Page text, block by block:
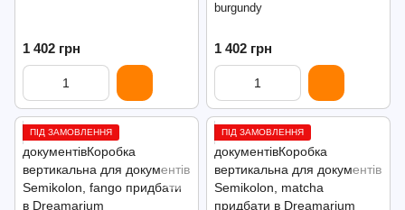
1 402 грн
burgundy
1 402 грн
ПІД ЗАМОВЛЕННЯ ПІД ЗАМОВЛЕННЯ